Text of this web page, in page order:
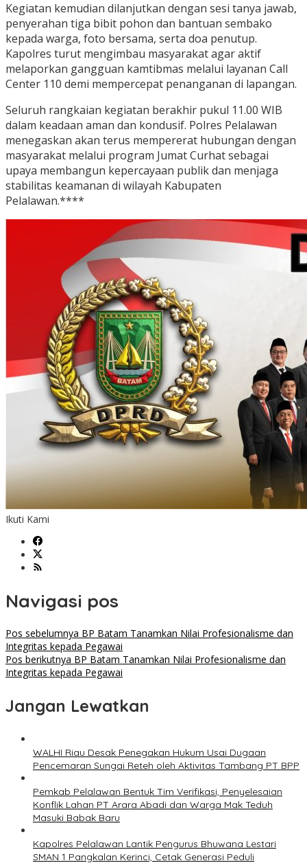
Kegiatan kemudian dilanjutkan dengan sesi tanya jawab,
penyerahan tiga bibit pohon dan bantuan sembako
kepada warga, foto bersama, serta doa penutup.
Kapolres turut mengimbau masyarakat agar aktif
melaporkan gangguan kamtibmas melalui layanan Call
Center 110 demi mempercepat penanganan di lapangan.
Seluruh rangkaian kegiatan berakhir pukul 11.00 WIB
dalam keadaan aman dan kondusif. Polres Pelalawan
menegaskan akan terus mempererat hubungan dengan
masyarakat melalui program Jumat Curhat sebagai
upaya membangun kepercayaan publik dan menjaga
stabilitas keamanan di wilayah Kabupaten
Pelalawan.****
Ikuti Kami
Navigasi pos
Pos sebelumnya BP Batam Tanamkan Nilai Profesionalisme dan
Integritas kepada Pegawai
Pos berikutnya BP Batam Tanamkan Nilai Profesionalisme dan
Integritas kepada Pegawai
Jangan Lewatkan
WALHI Riau Desak Penegakan Hukum Usai Dugaan
Pencemaran Sungai Reteh oleh Aktivitas Tambang PT BPP
Pemkab Pelalawan Bentuk Tim Verifikasi, Penyelesaian
Konflik Lahan PT Arara Abadi dan Warga Mak Teduh
Masuki Babak Baru
Kapolres Pelalawan Lantik Pengurus Bhuwana Lestari
SMAN 1 Pangkalan Kerinci, Cetak Generasi Peduli